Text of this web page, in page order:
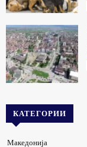
КАТЕГОРИИ
Македонија